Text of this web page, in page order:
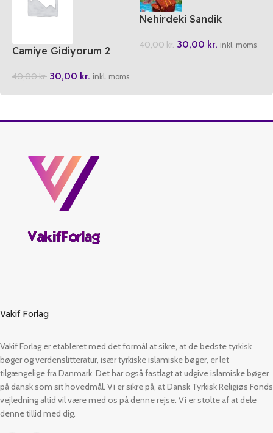
Camiye Gidiyorum 2
40,00kr. 30,00 kr. inkl. moms
Nehirdeki Sandik
40,00kr. 30,00 kr. inkl. moms
Vakif Forlag
Vakif Forlag er etableret med det formål at sikre, at de bedste tyrkisk
bøger og verdenslitteratur, især tyrkiske islamiske bøger, er let
tilgængelige fra Danmark. Det har også fastlagt at udgive islamiske bøger
på dansk som sit hovedmål. Vi er sikre på, at Dansk Tyrkisk Religiøs Fonds
vejledning altid vil være med os på denne rejse. Vi er stolte af at dele
denne tillid med dig.